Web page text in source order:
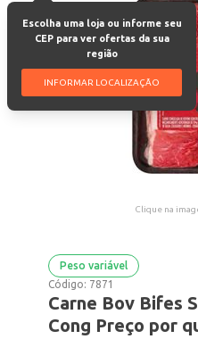
Escolha uma loja ou informe seu
CEP para ver ofertas da sua
região
INFORMAR LOCALIZAÇÃO
Clique na
Peso variável
Código: 7871
Carne Bov Bifes
Cong Preço por